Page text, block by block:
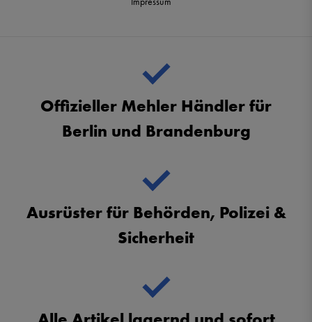
Offizieller Mehler Händler für
Berlin und Brandenburg
Ausrüster für Behörden, Polizei &
Sicherheit